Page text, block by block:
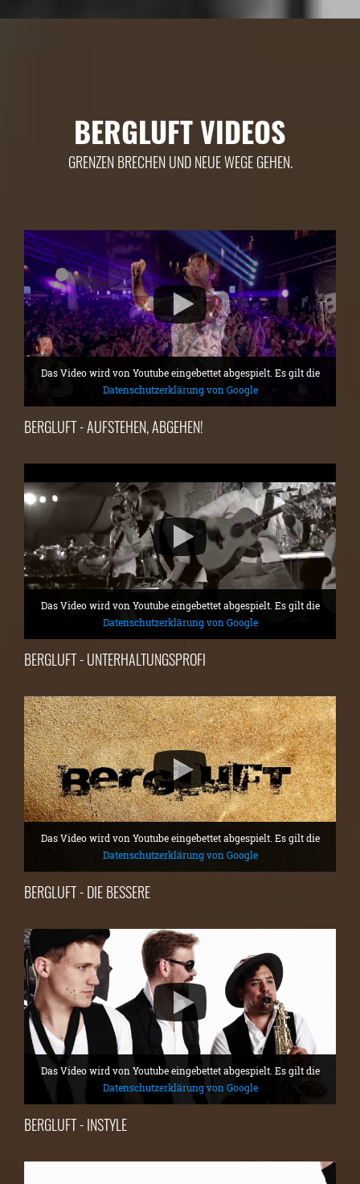
BERGLUFT VIDEOS
GRENZEN BRECHEN UND NEUE WEGE GEHEN.
Das Video wird von Youtube eingebettet abgespielt. Es gilt die
Datenschutzerklärung von Google
BERGLUFT - AUFSTEHEN, ABGEHEN!
Das Video wird von Youtube eingebettet abgespielt. Es gilt die
Datenschutzerklärung von Google
BERGLUFT - UNTERHALTUNGSPROFI
Das Video wird von Youtube eingebettet abgespielt. Es gilt die
Datenschutzerklärung von Google
BERGLUFT - DIE BESSERE
Das Video wird von Youtube eingebettet abgespielt. Es gilt die
Datenschutzerklärung von Google
BERGLUFT - INSTYLE